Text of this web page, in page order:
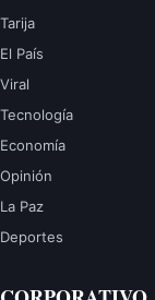
Tarija
El País
Viral
Tecnología
Economía
Opinión
La Paz
Deportes